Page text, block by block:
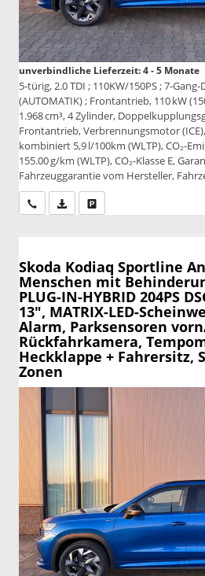
unverbindliche Lieferzeit: 4 - 5 Monate
5-türig, 2.0 TDI ; 110KW/150PS ; 7-Gang-
(AUTOMATIK) ; Frontantrieb, 110 kW
1.968 cm³, 4 Zylinder,
Frontantrieb, Verbrennungsmotor
kombiniert 5,9 l/100km (WLTP), CO₂-
155.00 g/km (WLTP), CO₂-Klasse E,
Fahrzeuggarantie vom Hersteller,
Wir rufen Sie anPDF-Datei, Fahrzeugexposé
Skoda Kodiaq Sportline
Menschen mit
PLUG-IN-HYBRID 204PS
13", MATRIX-LED-
Alarm, Parksensoren
Rückfahrkamera,
Heckklappe + Fahrersitz,
Zonen